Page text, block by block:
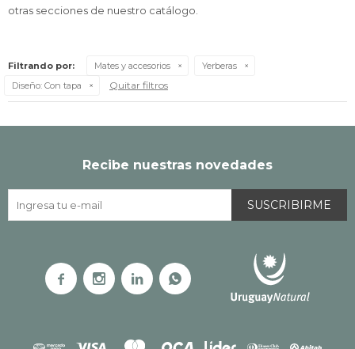
otras secciones de nuestro catálogo.
Filtrando por: Mates y accesorios
Yerberas
Diseño: Con tapa Quitar filtros
Recibe nuestras novedades
SUSCRIBIRME
   